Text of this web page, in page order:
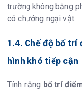
trường không bằng
có chướng ngại vật.
1.4. Chế độ bố trí
hình khó tiếp cận
Tính năng bố trí